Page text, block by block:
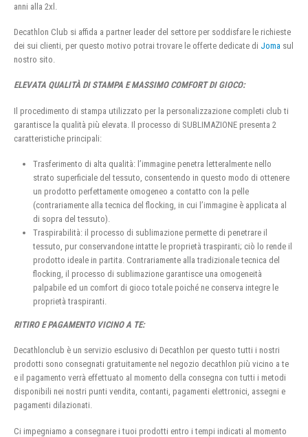
anni alla 2xl.
Decathlon Club si affida a partner leader del settore per soddisfare le richieste
dei sui clienti, per questo motivo potrai trovare le offerte dedicate di Joma sul
nostro sito.
ELEVATA QUALITÀ DI STAMPA E MASSIMO COMFORT DI GIOCO:
Il procedimento di stampa utilizzato per la personalizzazione completi club ti
garantisce la qualità più elevata. Il processo di SUBLIMAZIONE presenta 2
caratteristiche principali:
Trasferimento di alta qualità: l’immagine penetra letteralmente nello
strato superficiale del tessuto, consentendo in questo modo di ottenere
un prodotto perfettamente omogeneo a contatto con la pelle
(contrariamente alla tecnica del flocking, in cui l’immagine è applicata al
di sopra del tessuto).
Traspirabilità: il processo di sublimazione permette di penetrare il
tessuto, pur conservandone intatte le proprietà traspiranti; ciò lo rende il
prodotto ideale in partita. Contrariamente alla tradizionale tecnica del
flocking, il processo di sublimazione garantisce una omogeneità
palpabile ed un comfort di gioco totale poiché ne conserva integre le
proprietà traspiranti.
RITIRO E PAGAMENTO VICINO A TE:
Decathlonclub è un servizio esclusivo di Decathlon per questo tutti i nostri
prodotti sono consegnati gratuitamente nel negozio decathlon più vicino a te
e il pagamento verrà effettuato al momento della consegna con tutti i metodi
disponibili nei nostri punti vendita, contanti, pagamenti elettronici, assegni e
pagamenti dilazionati.
Ci impegniamo a consegnare i tuoi prodotti entro i tempi indicati al momento